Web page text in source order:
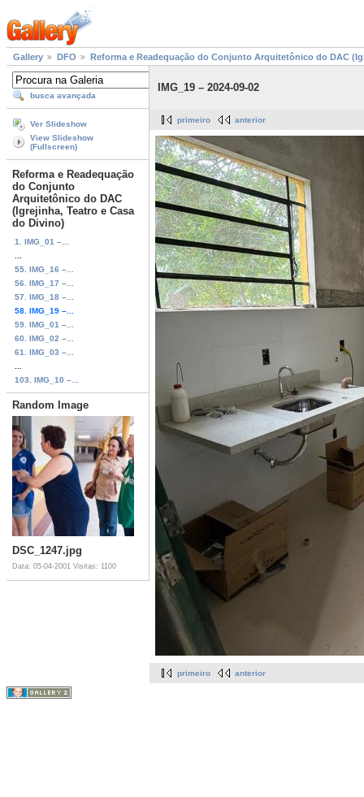
Gallery DFO Reforma e Readequação do Conjunto Arquitetônico do DAC
busca avançada
Ver Slideshow
View Slideshow
(Fullscreen)
Reforma e Readequação
do Conjunto
Arquitetônico do DAC
(Igrejinha, Teatro e Casa
do Divino)
1. IMG_01 –...
55. IMG_16 –...
56. IMG_17 –...
57. IMG_18 –...
58. IMG_19 –...
59. IMG_01 –...
60. IMG_02 –...
61. IMG_03 –...
103. IMG_10 –...
Random Image
DSC_1247.jpg
Data: 05-04-2001 Visitas: 1100
IMG_19 – 2024-09-02
primeiro anterior
primeiro anterior